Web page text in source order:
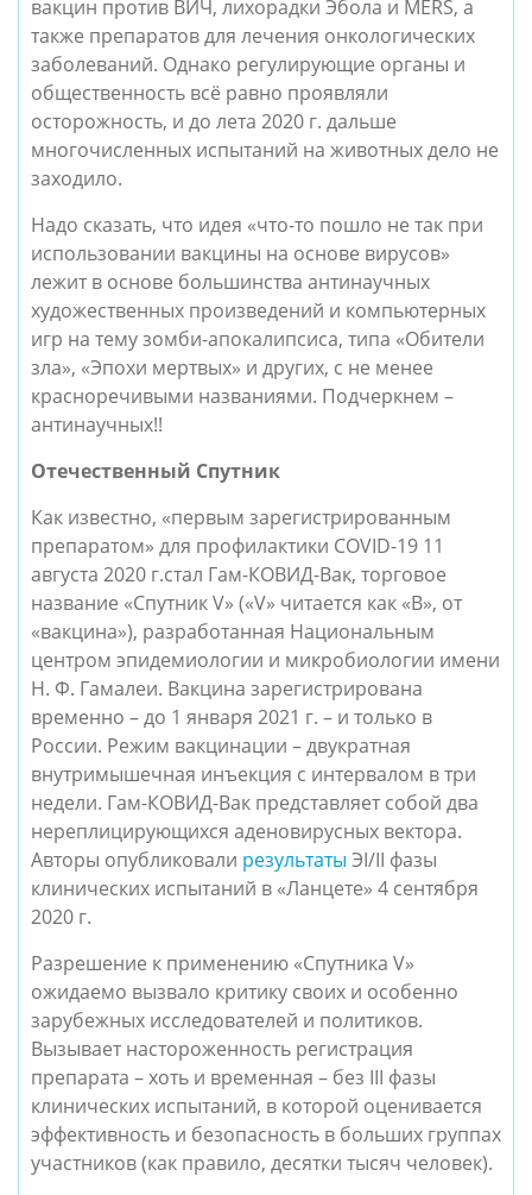
вакцин против ВИЧ, лихорадки Эбола и MERS, а
также препаратов для лечения онкологических
заболеваний. Однако регулирующие органы и
общественность всё равно проявляли
осторожность, и до лета 2020 г. дальше
многочисленных испытаний на животных дело не
заходило.
Надо сказать, что идея «что-то пошло не так при
использовании вакцины на основе вирусов»
лежит в основе большинства антинаучных
художественных произведений и компьютерных
игр на тему зомби-апокалипсиса, типа «Обители
зла», «Эпохи мертвых» и других, с не менее
красноречивыми названиями. Подчеркнем –
антинаучных!!
Отечественный Спутник
Как известно, «первым зарегистрированным
препаратом» для профилактики COVID-19 11
августа 2020 г.стал Гам-КОВИД-Вак, торговое
название «Спутник V» («V» читается как «В», от
«вакцина»), разработанная Национальным
центром эпидемиологии и микробиологии имени
Н. Ф. Гамалеи. Вакцина зарегистрирована
временно – до 1 января 2021 г. – и только в
России. Режим вакцинации – двукратная
внутримышечная инъекция с интервалом в три
недели. Гам-КОВИД-Вак представляет собой два
нереплицирующихся аденовирусных вектора.
Авторы опубликовали результаты ЭI/II фазы
клинических испытаний в «Ланцете» 4 сентября
2020 г.
Разрешение к применению «Спутника V»
ожидаемо вызвало критику своих и особенно
зарубежных исследователей и политиков.
Вызывает настороженность регистрация
препарата – хоть и временная – без III фазы
клинических испытаний, в которой оценивается
эффективность и безопасность в больших группах
участников (как правило, десятки тысяч человек).